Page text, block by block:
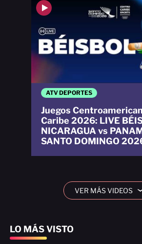
LO MÁS VISTO
ATV DEPORTES
Juegos
Caribe 2026: LIVE
NICARAGUA vs
SANTO DOMINGO
VER MÁS VIDEOS